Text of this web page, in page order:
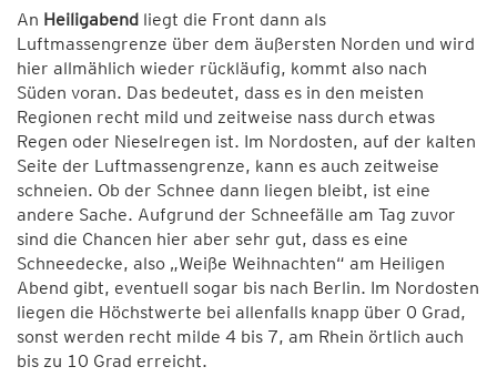
An Heiligabend liegt die Front dann als
Luftmassengrenze über dem äußersten Norden und wird
hier allmählich wieder rückläufig, kommt also nach
Süden voran. Das bedeutet, dass es in den meisten
Regionen recht mild und zeitweise nass durch etwas
Regen oder Nieselregen ist. Im Nordosten, auf der kalten
Seite der Luftmassengrenze, kann es auch zeitweise
schneien. Ob der Schnee dann liegen bleibt, ist eine
andere Sache. Aufgrund der Schneefälle am Tag zuvor
sind die Chancen hier aber sehr gut, dass es eine
Schneedecke, also „Weiße Weihnachten“ am Heiligen
Abend gibt, eventuell sogar bis nach Berlin. Im Nordosten
liegen die Höchstwerte bei allenfalls knapp über 0 Grad,
sonst werden recht milde 4 bis 7, am Rhein örtlich auch
bis zu 10 Grad erreicht.